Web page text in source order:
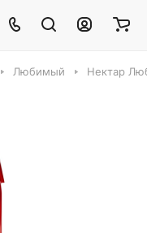
Любимый Нектар